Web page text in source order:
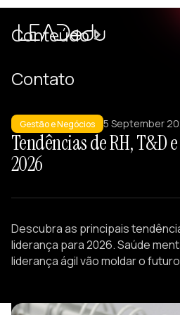
Building
Metodologia
Portfólio
Conteúdo
Cases
Blog
Materiais
Contato
Tendências de RH, T&D
2026
Gestão e Negócios 5 September
Descubra as principais
liderança para 2026. Saúde
liderança ágil vão moldar o